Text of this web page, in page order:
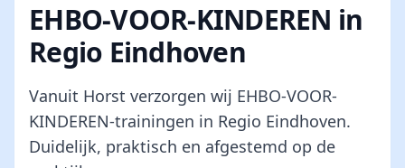
EHBO-VOOR-KINDEREN in
Regio Eindhoven
Vanuit Horst verzorgen wij EHBO-VOOR-
KINDEREN-trainingen in Regio Eindhoven.
Duidelijk, praktisch en afgestemd op de